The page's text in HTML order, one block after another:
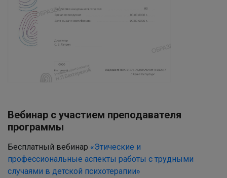
Вебинар с участием преподавателя
программы
Бесплатный вебинар «Этические и
профессиональные аспекты работы с трудными
случаями в детской психотерапии»